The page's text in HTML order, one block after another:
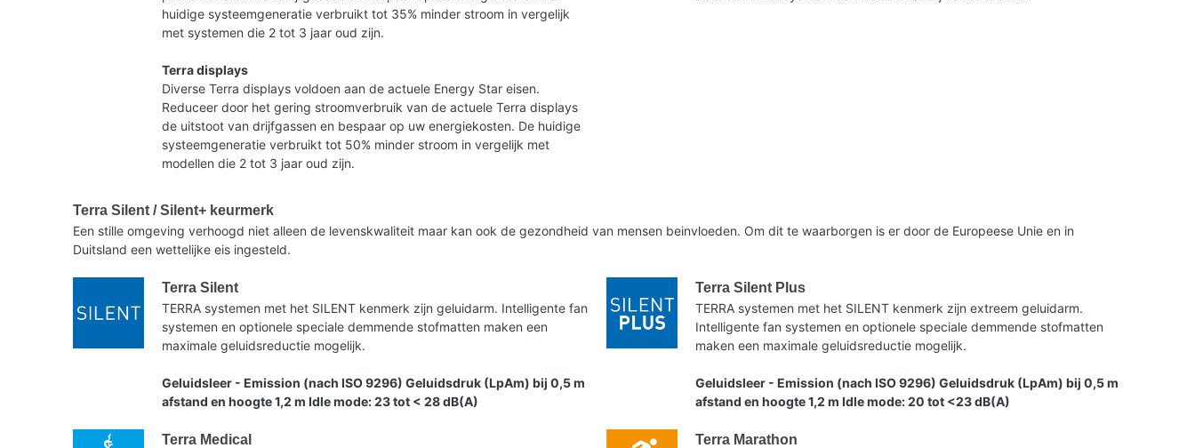
huidige systeemgeneratie verbruikt tot 35% minder stroom in vergelijk
met systemen die 2 tot 3 jaar oud zijn.
Terra displays
Diverse Terra displays voldoen aan de actuele Energy Star eisen.
Reduceer door het gering stroomverbruik van de actuele Terra displays
de uitstoot van drijfgassen en bespaar op uw energiekosten. De huidige
systeemgeneratie verbruikt tot 50% minder stroom in vergelijk met
modellen die 2 tot 3 jaar oud zijn.
Terra Silent / Silent+ keurmerk
Een stille omgeving verhoogd niet alleen de levenskwaliteit maar kan ook de gezondheid van mensen beinvloeden. Om dit te waarborgen is er door de Europeese Unie en in
Duitsland een wettelijke eis ingesteld.
Terra Silent
TERRA systemen met het SILENT kenmerk zijn geluidarm. Intelligente fan
systemen en optionele speciale demmende stofmatten maken een
maximale geluidsreductie mogelijk.
Geluidsleer - Emission (nach ISO 9296) Geluidsdruk (LpAm) bij 0,5 m
afstand en hoogte 1,2 m Idle mode: 23 tot < 28 dB(A)
Terra Silent Plus
TERRA systemen met het SILENT kenmerk zijn extreem geluidarm.
Intelligente fan systemen en optionele speciale demmende stofmatten
maken een maximale geluidsreductie mogelijk.
Geluidsleer - Emission (nach ISO 9296) Geluidsdruk (LpAm) bij 0,5 m
afstand en hoogte 1,2 m Idle mode: 20 tot <23 dB(A)
Terra Medical
Terra Marathon